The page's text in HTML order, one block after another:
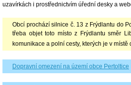
uzavírkách i prostřednictvím úřední desky a
Obcí prochází silnice č. 13 z Frýdlantu do
třeba objet toto místo z Frýdlantu směr
komunikace a polní cesty, kterých je v místě
Dopravní omezení na území obce Pertoltice